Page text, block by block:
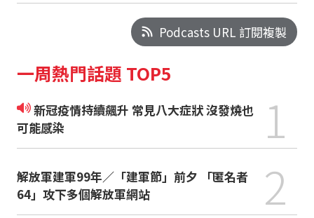
Podcasts URL 訂閱複製
一周熱門話題 TOP5
新冠疫情持續飆升 常見八大症狀 沒發燒也
可能感染
1
解放軍建軍99年／「建軍節」前夕 「匿名者
64」攻下多個解放軍網站
2